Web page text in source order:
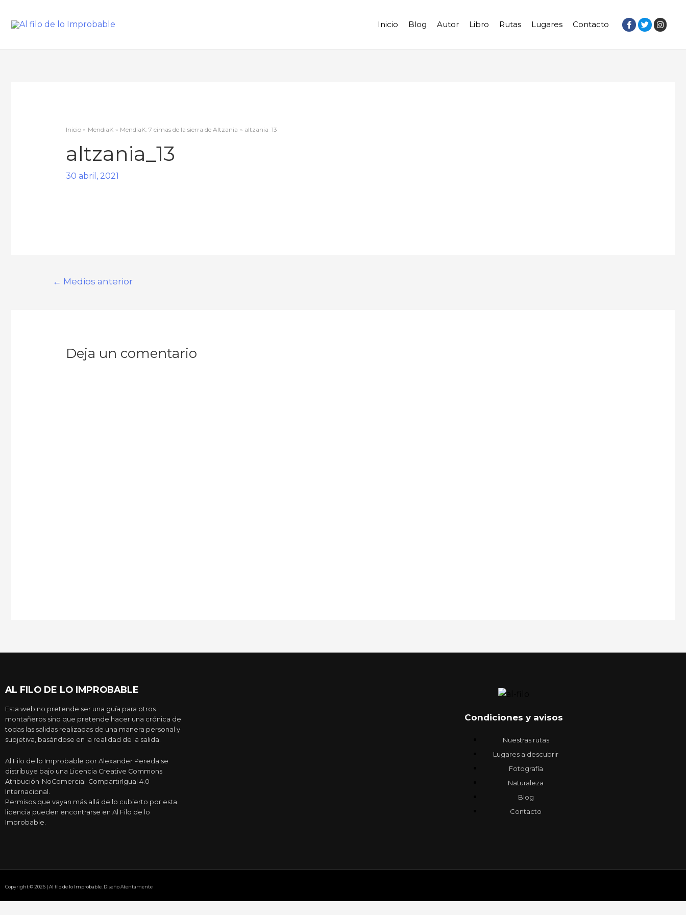
Inicio Blog Autor Libro Rutas Lugares Contacto
Inicio MendiaK MendiaK: 7 cimas de la sierra de Altzania altzania_13
altzania_13
30 abril, 2021
← Medios anterior
Deja un comentario
AL FILO DE LO IMPROBABLE
Esta web no pretende ser una guía para otros
montañeros sino que pretende hacer una crónica de
todas las salidas realizadas de una manera personal y
subjetiva, basándose en la realidad de la salida.
Al Filo de lo Improbable por Alexander Pereda se
distribuye bajo una Licencia Creative Commons
Atribución-NoComercial-CompartirIgual 4.0
Internacional.
Permisos que vayan más allá de lo cubierto por esta
licencia pueden encontrarse en Al Filo de lo
Improbable.
Condiciones y avisos
Nuestras rutas
Lugares a descubrir
Fotografía
Naturaleza
Blog
Contacto
Copyright © 2026 | Al filo de lo Improbable. Diseño Atentamente